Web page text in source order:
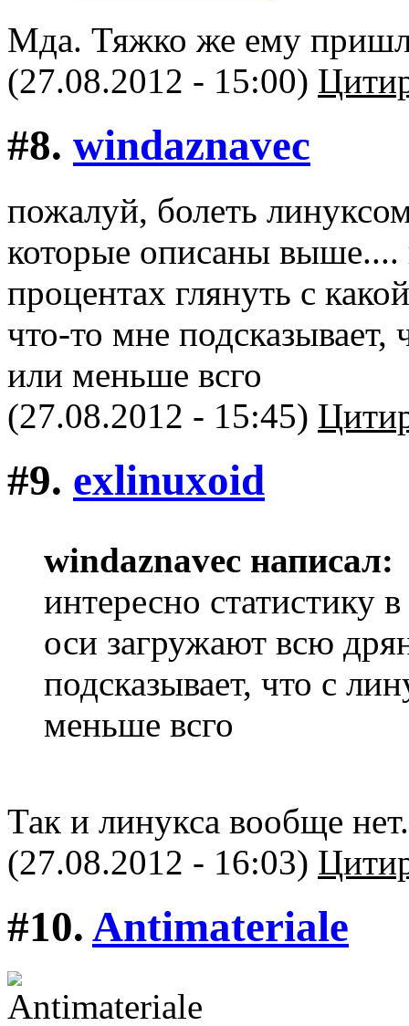
Мда. Тяжко же ему
(27.08.2012 - 15:00)
#8. windaznavec
пожалуй, болеть
которые описаны выше....
процентах глянуть с
что-то мне
или меньше всго
(27.08.2012 - 15:45)
#9. exlinuxoid
windaznavec написал:
интересно статистику
оси загружают всю
подсказывает, что с
меньше всго
Так и линукса вообще
(27.08.2012 - 16:03)
#10. Antimateriale